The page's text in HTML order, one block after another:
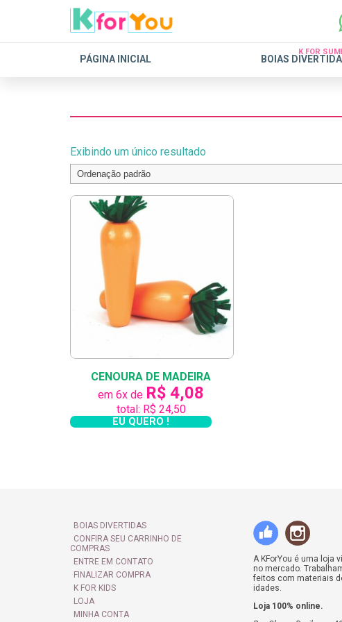
PÁGINA INICIAL BOIAS
K FOR
Exibindo um único resultado
CENOURA DE MADEIRA
em 6x de R$ 4,08
total: R$ 24,50
EU QUERO !
BOIAS DIVERTIDAS
CONFIRA SEU CARRINHO DE
COMPRAS
ENTRE EM CONTATO
FINALIZAR COMPRA
K FOR KIDS
LOJA
MINHA CONTA
A KForYou é uma loja
no mercado.
feitos com materiais
idades.
Loja 100% online.